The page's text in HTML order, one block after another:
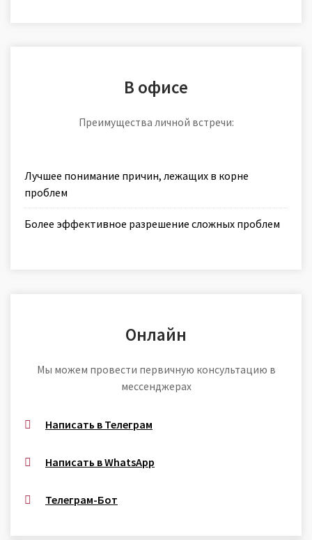
В офисе
Преимущества личной встречи:
Лучшее понимание причин, лежащих в корне
проблем
Более эффективное разрешение сложных проблем
Онлайн
Мы можем провести первичную консультацию в
мессенджерах
Написать в Телеграм
Написать в WhatsApp
Телеграм-Бот